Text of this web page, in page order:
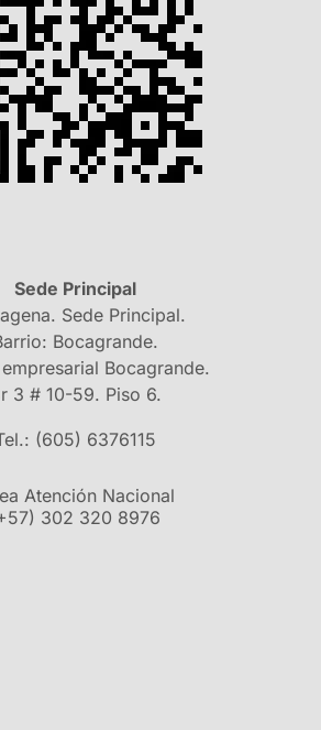
Sede Principal
Sede Principal.
Bocagrande.
Bocagrande.
3 # 10-59. Piso 6.
(605) 6376115
Atención Nacional
302 320 8976